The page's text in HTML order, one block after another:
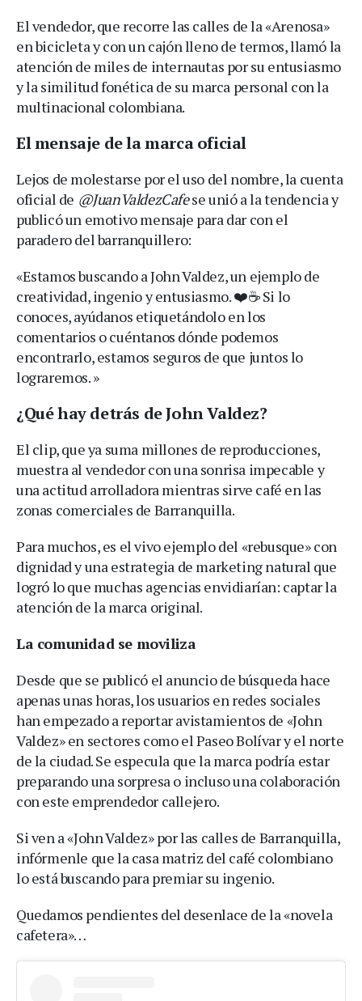
El vendedor, que recorre las calles de la «Arenosa»
en bicicleta y con un cajón lleno de termos, llamó la
atención de miles de internautas por su entusiasmo
y la similitud fonética de su marca personal con la
multinacional colombiana.
El mensaje de la marca oficial
Lejos de molestarse por el uso del nombre, la cuenta
oficial de @JuanValdezCafese unió a la tendencia y
publicó un emotivo mensaje para dar con el
paradero del barranquillero:
«Estamos buscando a John Valdez, un ejemplo de
creatividad, ingenio y entusiasmo. ❤️☕ Si lo
conoces, ayúdanos etiquetándolo en los
comentarios o cuéntanos dónde podemos
encontrarlo, estamos seguros de que juntos lo
lograremos. »
¿Qué hay detrás de John Valdez?
El clip, que ya suma millones de reproducciones,
muestra al vendedor con una sonrisa impecable y
una actitud arrolladora mientras sirve café en las
zonas comerciales de Barranquilla.
Para muchos, es el vivo ejemplo del «rebusque» con
dignidad y una estrategia de marketing natural que
logró lo que muchas agencias envidiarían: captar la
atención de la marca original.
La comunidad se moviliza
Desde que se publicó el anuncio de búsqueda hace
apenas unas horas, los usuarios en redes sociales
han empezado a reportar avistamientos de «John
Valdez» en sectores como el Paseo Bolívar y el norte
de la ciudad. Se especula que la marca podría estar
preparando una sorpresa o incluso una colaboración
con este emprendedor callejero.
Si ven a «John Valdez» por las calles de Barranquilla,
infórmenle que la casa matriz del café colombiano
lo está buscando para premiar su ingenio.
Quedamos pendientes del desenlace de la «novela
cafetera»…